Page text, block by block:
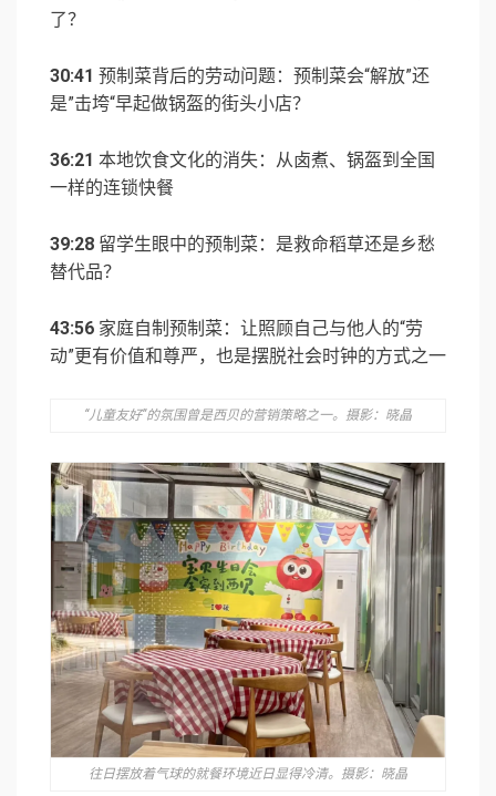
了？
30:41 预制菜背后的劳动问题：预制菜会“解放”还
是”击垮“早起做锅盔的街头小店？
36:21 本地饮食文化的消失：从卤煮、锅盔到全国
一样的连锁快餐
39:28 留学生眼中的预制菜：是救命稻草还是乡愁
替代品？
43:56 家庭自制预制菜：让照顾自己与他人的“劳
动”更有价值和尊严，也是摆脱社会时钟的方式之一
“儿童友好”的氛围曾是西贝的营销策略之一。摄影：晓晶
往日摆放着气球的就餐环境近日显得冷清。摄影：晓晶